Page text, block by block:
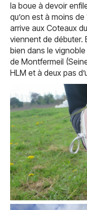
la boue à devoir
qu’on est à moins
arrive aux Coteaux
viennent de débuter.
bien dans le
de Montfermeil
HLM et à deux pas